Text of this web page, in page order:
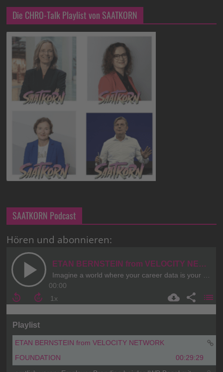
Die CHRO-Talk Playlist von SAATKORN
SAATKORN Podcast
Hören und abonnieren: